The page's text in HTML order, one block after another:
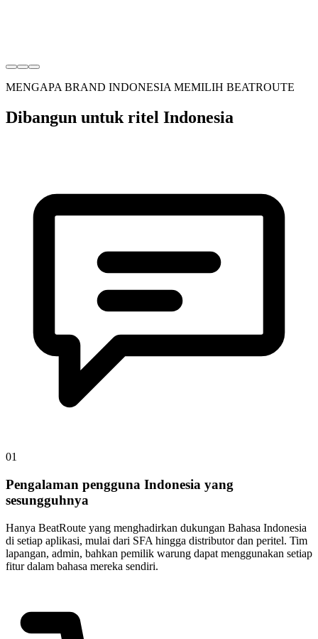
MENGAPA BRAND INDONESIA MEMILIH BEATROUTE
Dibangun untuk ritel Indonesia
01
Pengalaman pengguna Indonesia yang
sesungguhnya
Hanya BeatRoute yang menghadirkan dukungan Bahasa Indonesia
di setiap aplikasi, mulai dari SFA hingga distributor dan peritel. Tim
lapangan, admin, bahkan pemilik warung dapat menggunakan setiap
fitur dalam bahasa mereka sendiri.